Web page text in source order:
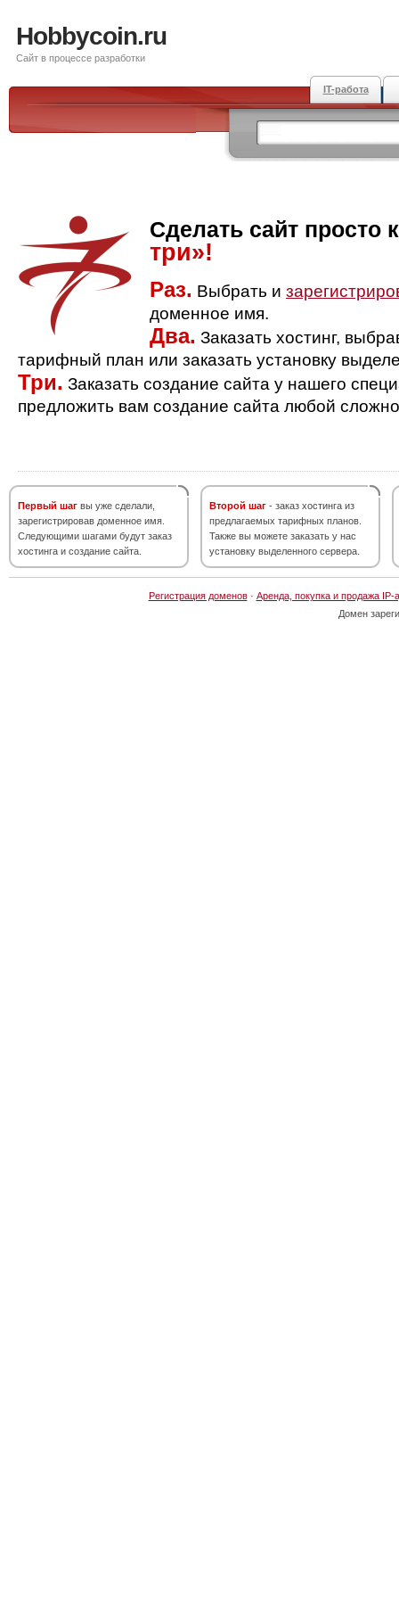
Hobbycoin.ru
Сайт в процессе разработки
IT-работа
Сделать сайт просто
три»!
Раз. Выбрать и
доменное имя.
Два. Заказать хостинг,
тарифный план или заказать установку
Три. Заказать создание сайта у нашего
предложить вам создание сайта любой
Первый шаг вы уже сделали,
зарегистрировав доменное имя.
Следующими шагами будут заказ
хостинга и создание сайта.
Второй шаг - заказ хостинга из
предлагаемых тарифных планов.
Также вы можете заказать у нас
установку выделенного сервера.
Регистрация доменов· Аренда, покупка и продажа IP-
Домен